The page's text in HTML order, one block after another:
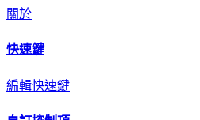
關於
快速鍵
編輯快速鍵